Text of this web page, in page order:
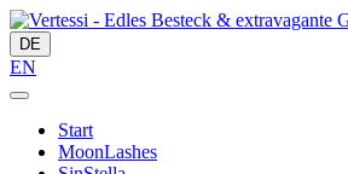
DE
EN
Start
MoonLashes